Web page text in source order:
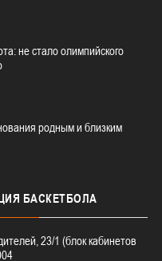
не стало олимпийского
родным и близким
БАСКЕТБОЛА
23/1 (блок кабинетов